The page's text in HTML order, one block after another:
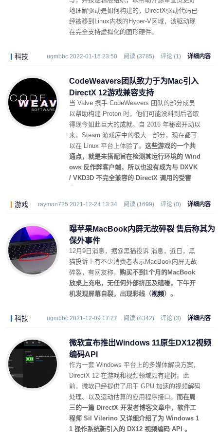
地理解驱动是如何构建的，DirectX驱动代码已
经被移到Linux内核的Hyper-V区域，该驱动现
在完全支持虚拟化的图形硬件。
科技 ugmbbc 2022-01-15 23:50 阅读 (3785) 评论 (1) 详细内容
CodeWeavers团队致力于为Mac引入
DirectX 12游戏兼容支持
当 Valve 携手 CodeWeavers 团队的部分成员
以帮助构建 Proton 时，他们可能没料到后者取
得现今如此巨大的成就。自 2016 年秘密开动以
来，Steam 游戏库中的很大一部分，现在都可
以在 Linux 平台上体验了。 这些游戏的一个共
通点，就是未搭配旨在检测其运行环境的 Wind
ows 反作弊客户端，所以也没有成为与 DXVK
/ VKD3D 不完全兼容的 DirectX 调用的受害
游戏 raymon725 2021-12-24 13:34 阅读 (1699) 评论 (0) 详细内容
曝苹果MacBook内屏无故碎裂 售后称其为
保外事件
12月9日消息，据@黑猫投诉 消息，近日，黑
猫投诉上有不少消费者表示MacBook内屏无故
碎裂，有网友称， 购买不到1个月的MacBook
放桌上充电，无任何外部挤压及磕碰，下午开
机发现屏幕自裂，出现彩线（视频）。
科技 ugmbbc 2021-12-09 17:27 阅读 (4342) 评论 (3) 详细内容
微软宣布推出Windows 11原生DX12视频
编码API
作为一套 Windows 平台上的多媒体解决方案，
DirectX 12 在游戏和视频领域颇有建树。此
前，微软已经提供了用于 GPU 加速的视频解码
处理、以及运动估算的应用程序接口。 而在周
三的一篇 DirectX 开发者博客文章中，软件工
程师 Sil Vilerino 又详细介绍了为 Windows 1
1 操作系统新引入的 DX12 视频编码 API 。